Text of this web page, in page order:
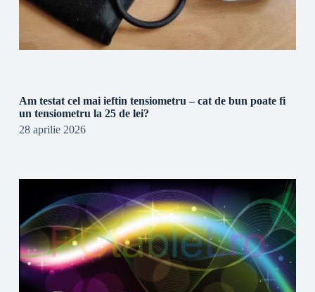
Am testat cel mai ieftin tensiometru – cat de bun poate fi
un tensiometru la 25 de lei?
28 aprilie 2026